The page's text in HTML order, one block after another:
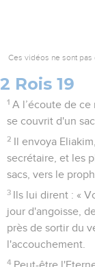
Ces vidéos ne sont
2 Rois 19
1 A l’écoute de ce
se couvrit d'un
2 Il envoya
secrétaire, et les
sacs, vers le
3 Ils lui dirent : «
jour d'angoisse,
près de sortir du
l'accouchement.
4 Peut-être